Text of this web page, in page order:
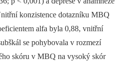
konzistence dotazníku MBQ
alfa byla 0,88, vnitřní
se pohybovala v rozmezí
skóru v MBQ na vysoký skór